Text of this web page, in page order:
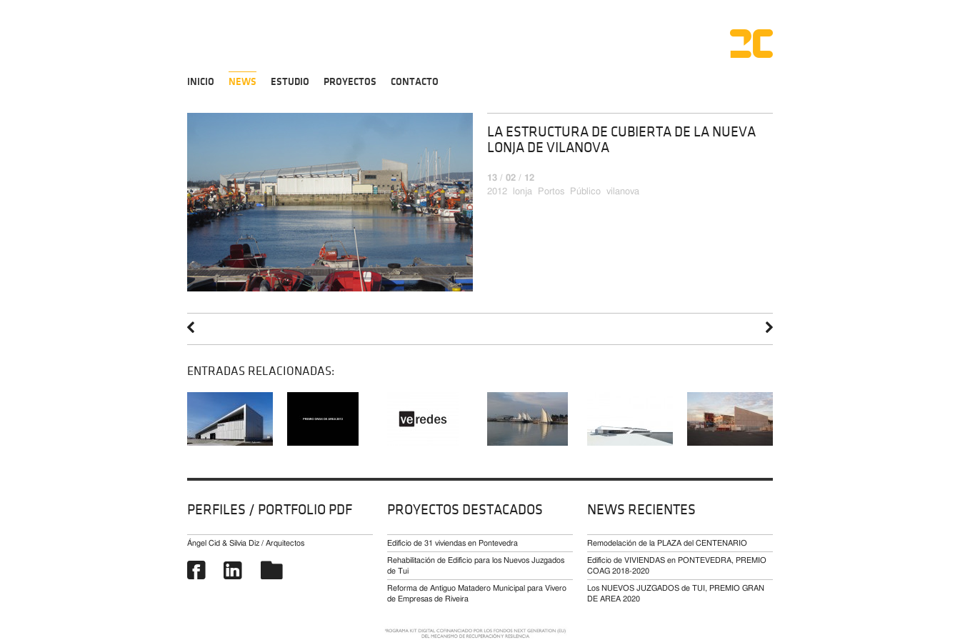
INICIO NEWS ESTUDIO PROYECTOS CONTACTO
LA ESTRUCTURA DE CUBIERTA DE LA NUEVA
LONJA DE VILANOVA
13 / 02 / 12
2012
lonja Portos Público vilanova
ENTRADAS RELACIONADAS:
PERFILES / PORTFOLIO PDF
Ángel Cid & Silvia Diz / Arquitectos
PROYECTOS DESTACADOS
Edificio de 31 viviendas en Pontevedra
Rehabilitación de Edificio para los Nuevos Juzgados
de Tui
Reforma de Antiguo Matadero Municipal para Vivero
de Empresas de Riveira
NEWS RECIENTES
Remodelación de la PLAZA del CENTENARIO
Edificio de VIVIENDAS en PONTEVEDRA, PREMIO
COAG 2018-2020
Los NUEVOS JUZGADOS de TUI, PREMIO GRAN
DE AREA 2020